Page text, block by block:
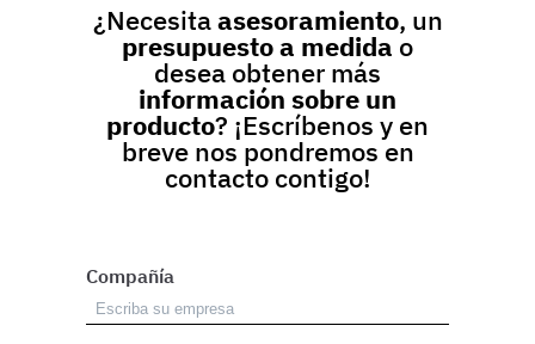
¿Necesitaasesoramiento, un
presupuesto a medida o
desea obtener más
información sobre un
producto? ¡Escríbenos y en
breve nos pondremos en
contacto contigo!
Compañía